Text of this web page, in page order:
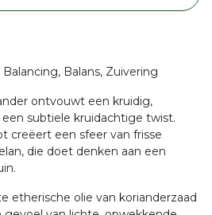
Balancing, Balans, Zuivering
ontvouwt een kruidig,
subtiele kruidachtige twist.
creëert een sfeer van frisse
die doet denken aan een
etherische olie van korianderzaad